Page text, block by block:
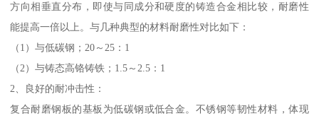
方向相垂直分布，即使与同成分和硬度的铸造合金相比较，耐磨性
能提高一倍以上。与几种典型的材料耐磨性对比如下：
（1）与低碳钢；20～25：1
（2）与铸态高铬铸铁；1.5～2.5：1
2、良好的耐冲击性：
复合耐磨钢板的基板为低碳钢或低合金。不锈钢等韧性材料，体现